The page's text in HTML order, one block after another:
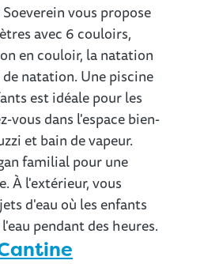
vous propose
avec 6 couloirs,
en couloir, la natation
natation. Une piscine
est idéale pour les
vous dans l'espace bien-
et bain de vapeur.
familial pour une
À l'extérieur, vous
d'eau où les enfants
pendant des heures.